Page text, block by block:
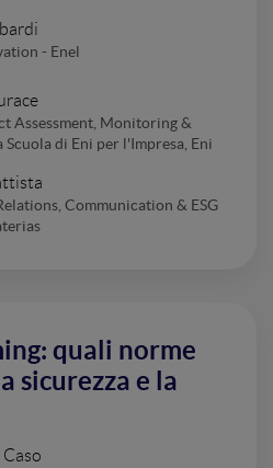
- Enel
Assessment, Monitoring &
Scuola di Eni per l'Impresa, Eni
Communication & ESG
quali norme
sicurezza e la